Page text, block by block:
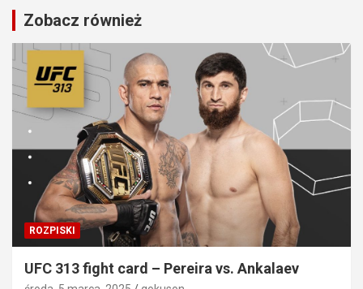
Zobacz również
ROZPISKI
UFC 313 fight card – Pereira vs. Ankalaev